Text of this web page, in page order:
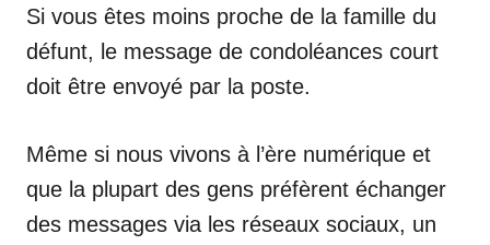
Si vous êtes moins proche de la famille du
défunt, le message de condoléances court
doit être envoyé par la poste.
Même si nous vivons à l’ère numérique et
que la plupart des gens préfèrent échanger
des messages via les réseaux sociaux, un